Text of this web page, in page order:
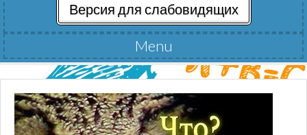
Версия для слабовидящих
Menu
Читать далее